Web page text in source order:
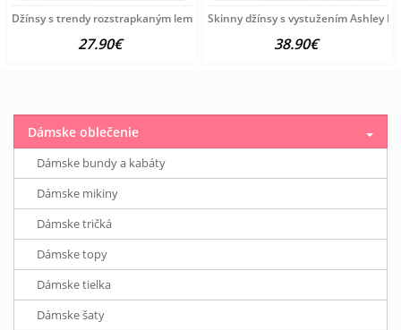
Džínsy s trendy rozstrapkaným lemom HEINE, modrobiele
27.90€
Skinny džínsy s vystužením Ashley
38.90€
Dámske oblečenie
Dámske bundy a kabáty
Dámske mikiny
Dámske tričká
Dámske topy
Dámske tielka
Dámske šaty